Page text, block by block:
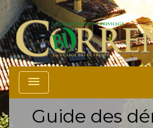
menu
Guide des